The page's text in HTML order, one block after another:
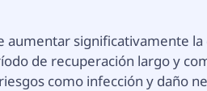
aumentar significativamente
de recuperación largo y
como infección y daño